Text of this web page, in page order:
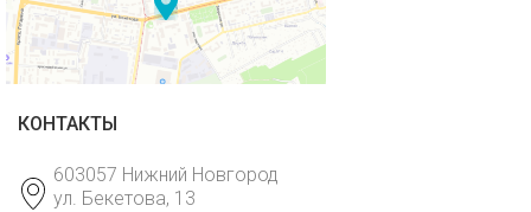
КОНТАКТЫ
603057 Нижний Новгород
ул. Бекетова, 13